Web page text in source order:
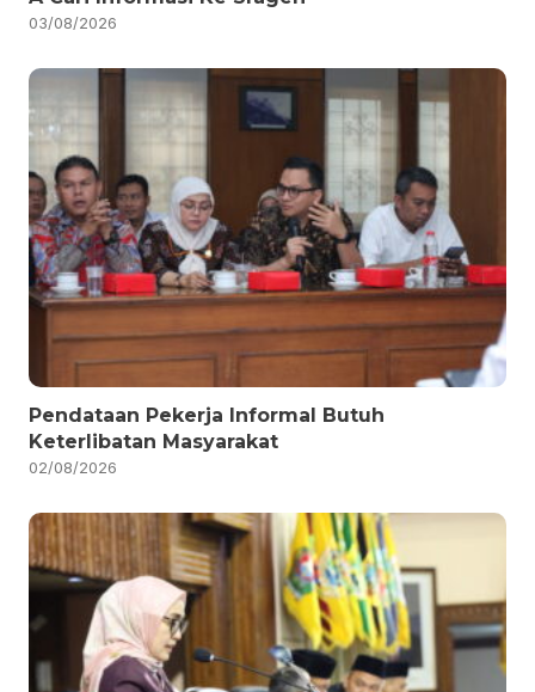
03/08/2026
Pendataan Pekerja Informal Butuh
Keterlibatan Masyarakat
02/08/2026